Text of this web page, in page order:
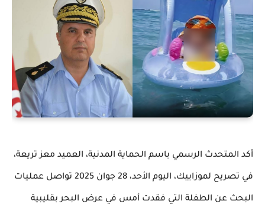
أكد المتحدث الرسمي باسم الحماية المدنية، العميد معز تريعة،
في تصريح لموزاييك، اليوم الأحد، 28 جوان 2025 تواصل عمليات
البحث عن الطفلة التي فقدت أمس في عرض البحر بقليبية